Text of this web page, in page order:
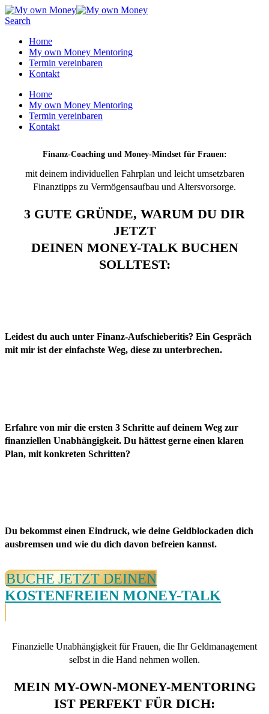
Search
Home
My own Money Mentoring
Termin vereinbaren
Kontakt
Home
My own Money Mentoring
Termin vereinbaren
Kontakt
Finanz-Coaching und Money-Mindset für Frauen:
mit deinem individuellen Fahrplan und leicht umsetzbaren
Finanztipps zu Vermögensaufbau und Altersvorsorge.
3 GUTE GRÜNDE, WARUM DU DIR
JETZT
DEINEN MONEY-TALK BUCHEN
SOLLTEST:
Leidest du auch unter Finanz-Aufschieberitis? Ein Gespräch
mit mir ist der einfachste Weg, diese zu unterbrechen.
Erfahre von mir die ersten 3 Schritte auf deinem Weg zur
finanziellen Unabhängigkeit. Du hättest gerne einen klaren
Plan, mit konkreten Schritten?
Du bekommst einen Eindruck, wie deine Geldblockaden dich
ausbremsen und wie du dich davon befreien kannst.
BUCHE JETZT DEINEN
KOSTENFREIEN MONEY-TALK
Finanzielle Unabhängigkeit für Frauen, die Ihr Geldmanagement
selbst in die Hand nehmen wollen.
MEIN MY-OWN-MONEY-MENTORING
IST PERFEKT FÜR DICH: